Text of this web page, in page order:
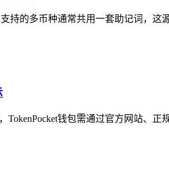
持的多币种通常共用一套助记词，
TokenPocket钱包需通过官方网站、